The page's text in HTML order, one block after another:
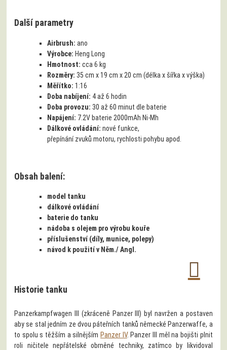
Další parametry
Airbrush:ano
Výrobce: Heng Long
Hmotnost:cca 6 kg
Rozměry:35 cm x 19 cm x 20 cm (délka x šířka x výška)
Měřítko:1:16
Doba nabíjení: 4 až 6 hodin
Doba provozu:30 až 60 minut dle baterie
Napájení: 7.2V baterie 2000mAh Ni-Mh
Dálkové ovládání:nové funkce,
přepínání zvuků motoru, rychlosti pohybu apod.
Obsah balení:
model tanku
dálkové ovládání
baterie do tanku
nádoba s olejem pro výrobu kouře
příslušenství (díly, munice, polepy)
návod k použití v Něm./ Angl.
Historie tanku
Panzerkampfwagen III (zkráceně Panzer III) byl navržen a postaven
aby se stal jedním ze dvou páteřních tanků německé Panzerwaffe, a
to spolu s těžším a silnějším Panzer IV. Panzer III měl na bojišti plnit
roli ničitele nepřátelské obrněné techniky, zatímco by likvidoval